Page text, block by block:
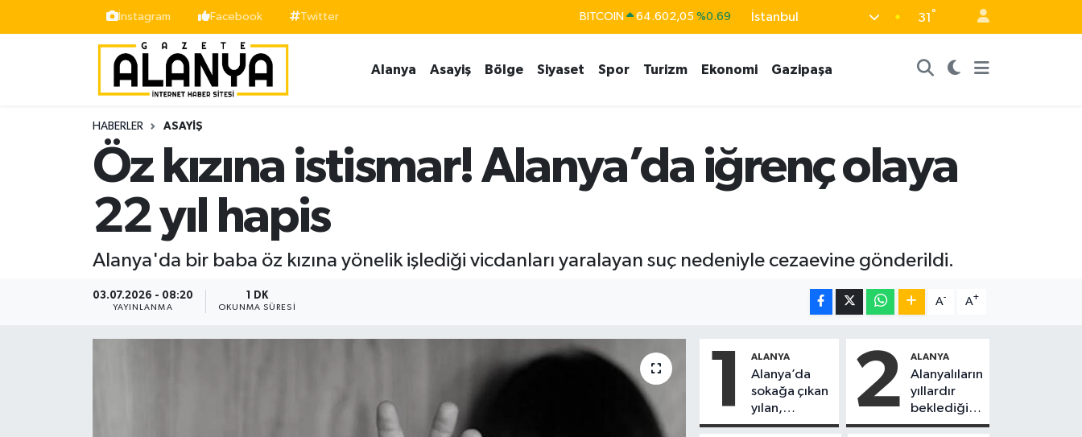
İnstagram Facebook Twitter BITCOIN 64.602,05 %0.69
EURO 55,0250 %0.02
BİST100 13.768 %48
İstanbul 31 °
Alanya Asayiş Bölge Siyaset Spor Turizm Ekonomi Gazipaşa
HABERLER ASAYIŞ
Öz kızına istismar! Alanya’da iğrenç olaya
22 yıl hapis
Alanya'da bir baba öz kızına yönelik işlediği vicdanları yaralayan suç nedeniyle cezaevine gönderildi.
03.07.2026 - 08:20
YAYINLANMA
1 DK
OKUNMA SÜRESI
A- A+
1 ALANYA
Alanya’da
sokağa çıkan
yılan,
vatandaşı
2 ALANYA
Alanyalıların
yıllardır
beklediği
yol askıdan
İstanbul Nöbetçi Eczaneler
İstanbul Hava Durumu
İstanbul Trafik Yoğunluk Haritası
Süper Lig Puan Durumu ve Fikstür
Tüm Manşetler
Son Dakika Haberleri
Haber Arşivi